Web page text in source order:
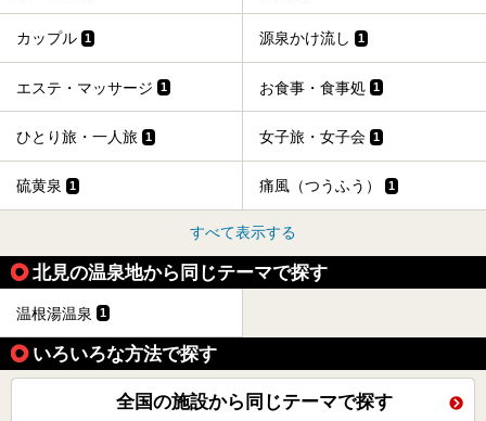
カップル 1 源泉かけ流し 1
エステ・マッサージ 1 お食事・食事処 1
ひとり旅・一人旅 1 女子旅・女子会 1
硫黄泉 1 痛風（つうふう） 1
すべて表示する
北見の温泉地から同じテーマで探す
温根湯温泉 1
いろいろな方法で探す
全国の施設から同じテーマで探す